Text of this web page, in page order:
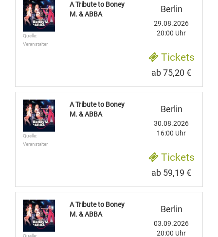
Quelle:
Veranstalter
A Tribute to Boney
M. & ABBA
Berlin
29.08.2026
20:00 Uhr
Tickets
ab 75,20 €
Quelle:
Veranstalter
A Tribute to Boney
M. & ABBA
Berlin
30.08.2026
16:00 Uhr
Tickets
ab 59,19 €
Quelle:
A Tribute to Boney
M. & ABBA
Berlin
03.09.2026
20:00 Uhr